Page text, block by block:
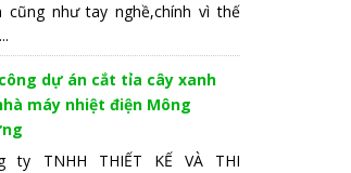
cũng như tay nghề,chính vì thế
dự án cắt tỉa cây xanh
máy nhiệt điện Mông
ty TNHH THIẾT KẾ VÀ THI